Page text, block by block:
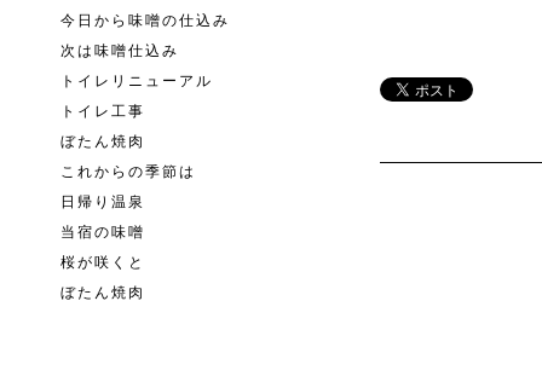
今日から味噌の仕込み
次は味噌仕込み
トイレリニューアル
トイレ工事
ぼたん焼肉
これからの季節は
日帰り温泉
当宿の味噌
桜が咲くと
ぼたん焼肉